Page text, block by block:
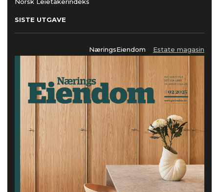
SISTE UTGAVE
NæringsEiendom Estate magasin